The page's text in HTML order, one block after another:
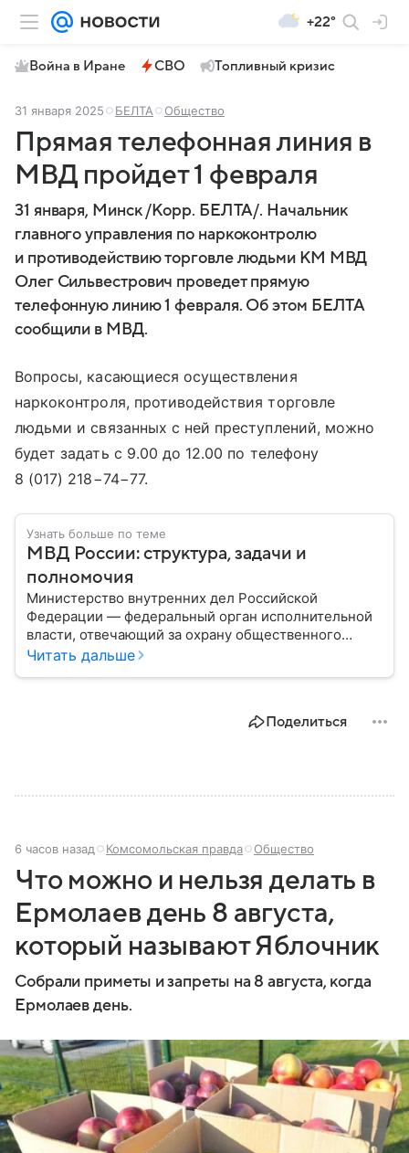
+22°
Война в Иране СВО Топливный кризис
31 января 2025 БЕЛТА Общество
Прямая телефонная линия в
МВД пройдет 1 февраля
31 января, Минск /Корр. БЕЛТА/. Начальник
главного управления по наркоконтролю
и противодействию торговле людьми КМ МВД
Олег Сильвестрович проведет прямую
телефонную линию 1 февраля. Об этом БЕЛТА
сообщили в МВД.
Вопросы, касающиеся осуществления
наркоконтроля, противодействия торговле
людьми и связанных с ней преступлений, можно
будет задать с 9.00 до 12.00 по телефону
8 (017) 218−74−77.
Узнать больше по теме
МВД России: структура, задачи и
полномочия
Министерство внутренних дел Российской
Федерации — федеральный орган исполнительной
власти, отвечающий за охрану общественного
порядка, борьбу с преступностью, обеспечение
России, какие задачи выполняет министерство, как
Читать дальше
Поделиться
6 часов назад Комсомольская правда Общество
Что можно и нельзя делать в
Ермолаев день 8 августа,
который называют Яблочник
Собрали приметы и запреты на 8 августа, когда
Ермолаев день.